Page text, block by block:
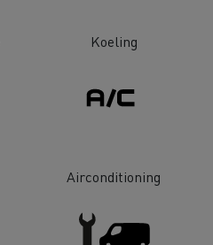
Koeling
Airconditioning